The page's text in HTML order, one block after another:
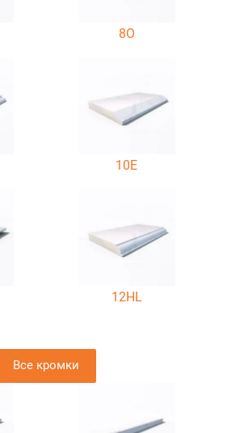
8O
10E
12HL
Все кромки